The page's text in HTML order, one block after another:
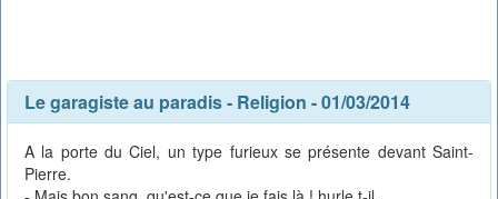
Le garagiste au paradis- Religion - 01/03/2014
A la porte du Ciel, un type furieux se présente devant Saint-
Pierre.